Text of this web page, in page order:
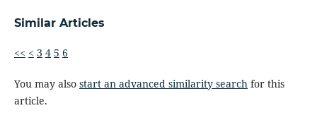
Similar Articles
<< < 3 4 5 6
You may also start an advanced similarity searchfor this
article.